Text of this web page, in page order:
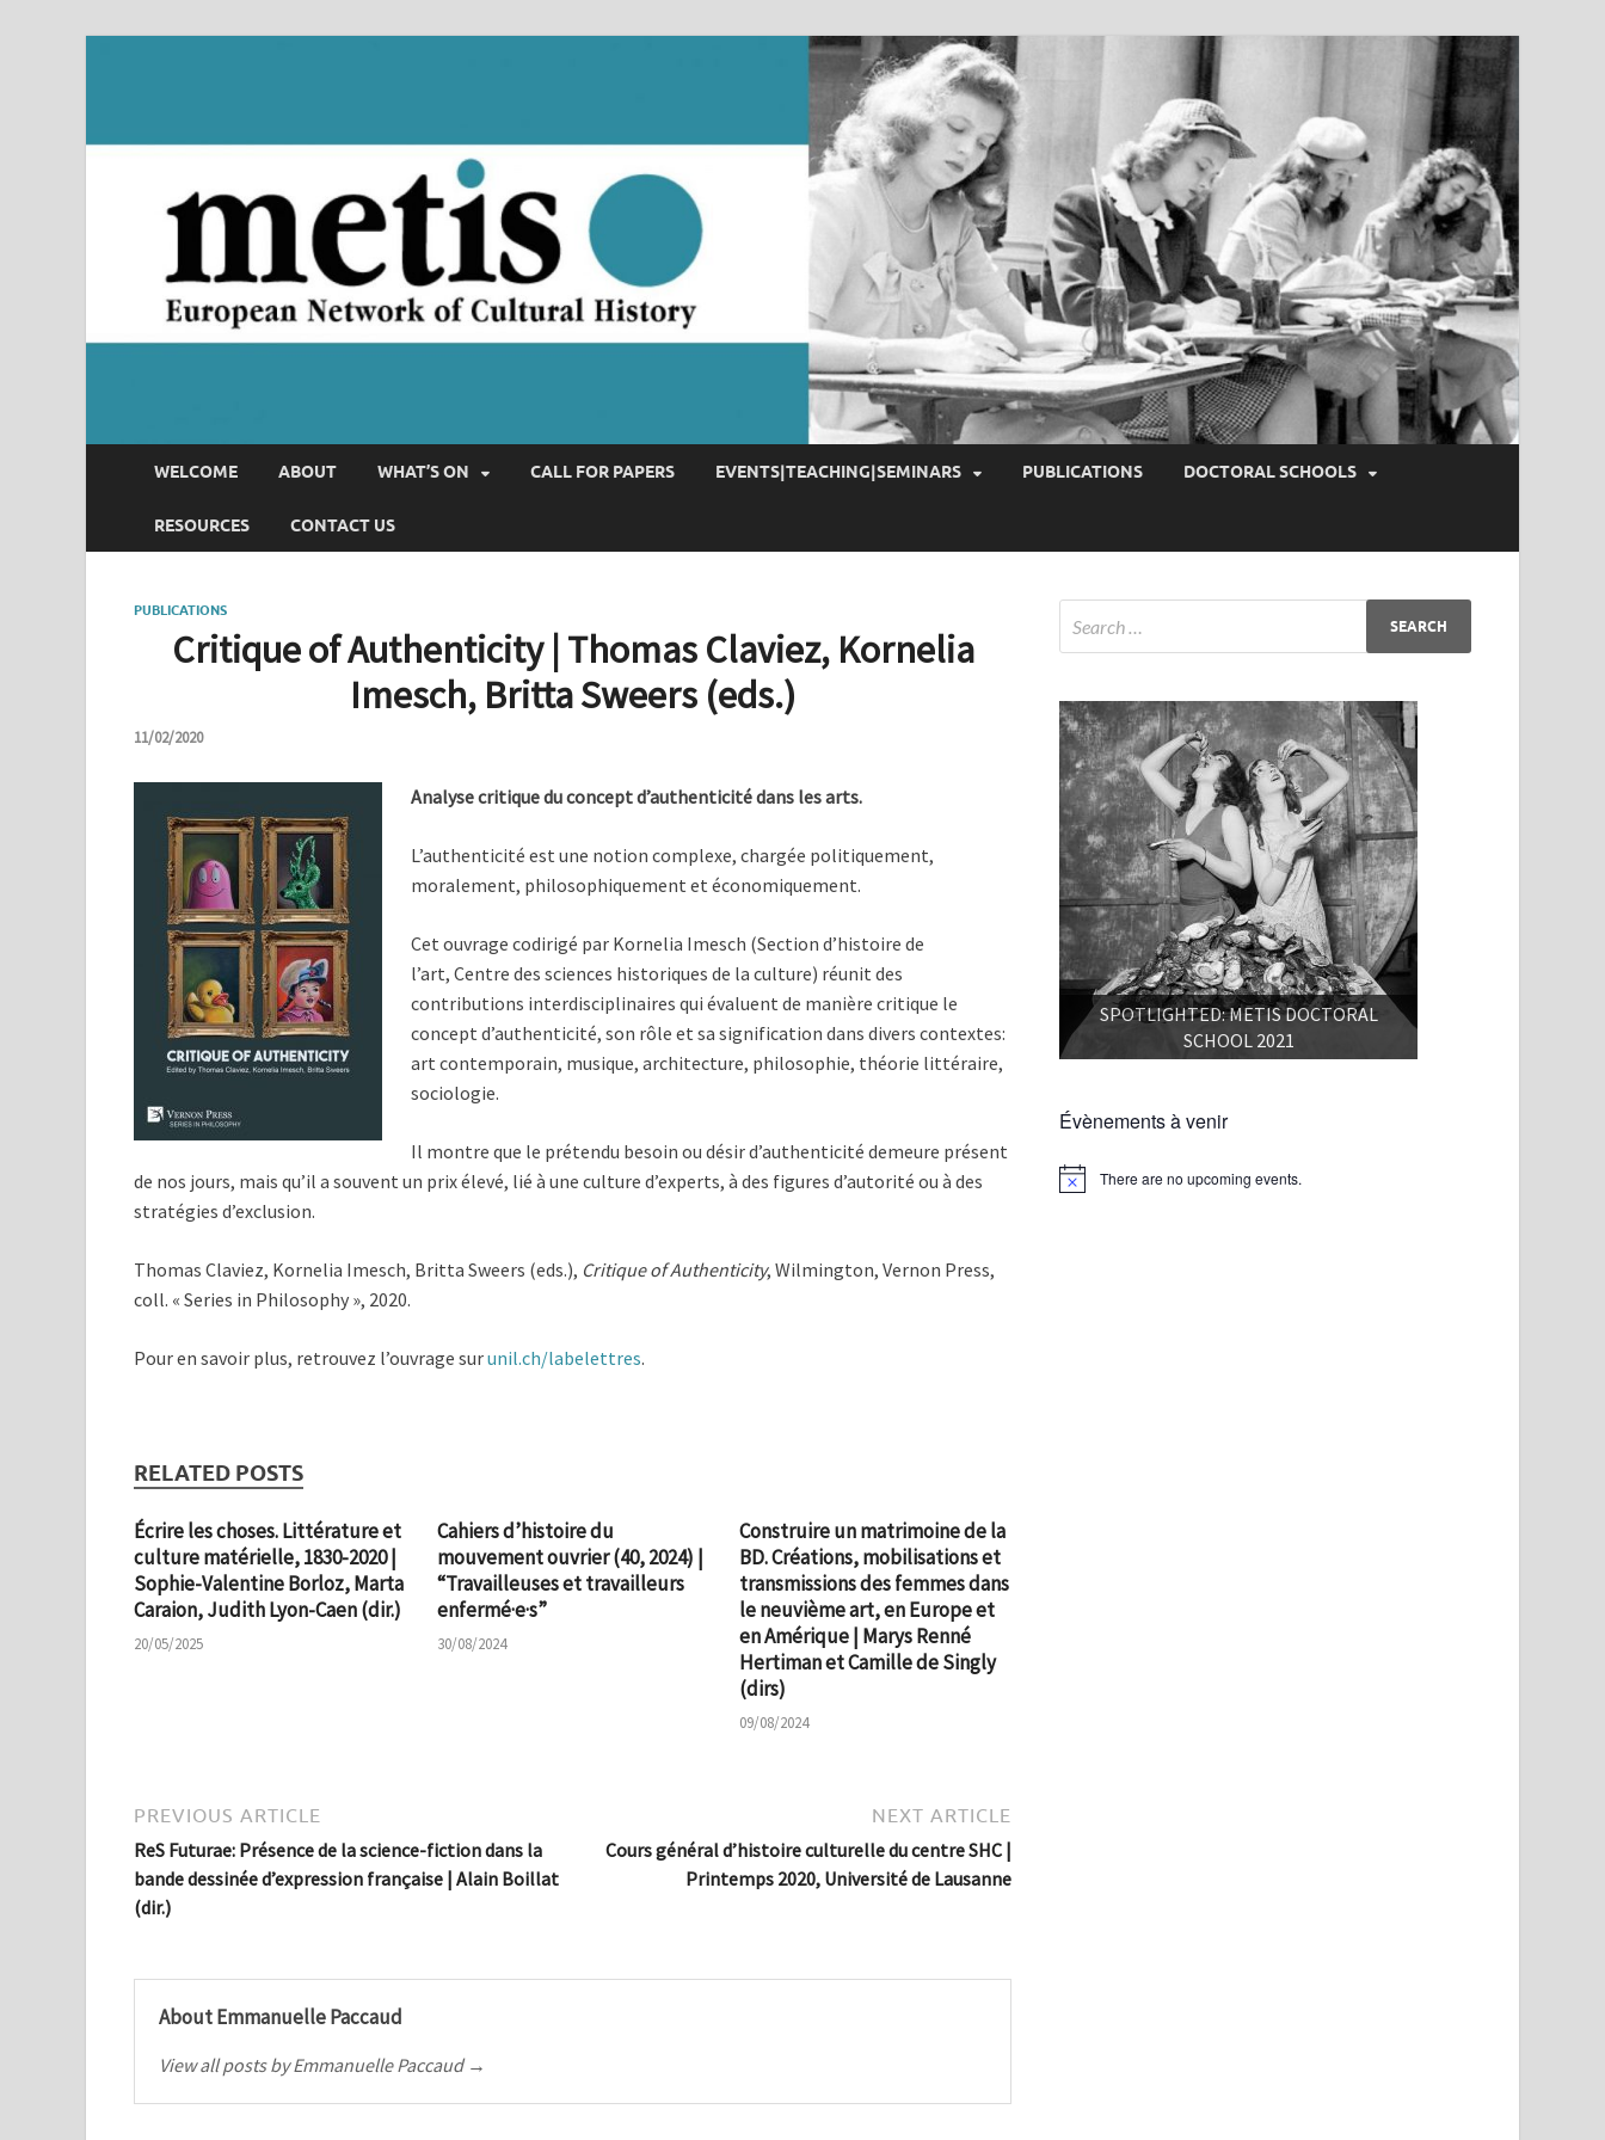
WELCOME ABOUT WHAT’S ON CALL FOR PAPERS EVENTS|TEACHING|SEMINARS PUBLICATIONS DOCTORAL SCHOOLS
RESOURCES CONTACT US
PUBLICATIONS
Critique of Authenticity | Thomas Claviez, Kornelia
Imesch, Britta Sweers (eds.)
11/02/2020
Analyse critique du concept d’authenticité dans les arts.
L’authenticité est une notion complexe, chargée politiquement,
moralement, philosophiquement et économiquement.
Cet ouvrage codirigé par Kornelia Imesch (Section d’histoire de
l’art, Centre des sciences historiques de la culture) réunit des
contributions interdisciplinaires qui évaluent de manière critique le
concept d’authenticité, son rôle et sa signification dans divers contextes:
art contemporain, musique, architecture, philosophie, théorie littéraire,
sociologie.
Il montre que le prétendu besoin ou désir d’authenticité demeure présent
de nos jours, mais qu’il a souvent un prix élevé, lié à une culture d’experts, à des figures d’autorité ou à des
stratégies d’exclusion.
Thomas Claviez, Kornelia Imesch, Britta Sweers (eds.), Critique of Authenticity, Wilmington, Vernon Press,
coll. « Series in Philosophy », 2020.
Pour en savoir plus, retrouvez l’ouvrage surunil.ch/labelettres.
RELATED POSTS
Écrire les choses. Littérature et
culture matérielle, 1830-2020 |
Sophie-Valentine Borloz, Marta
Caraion, Judith Lyon-Caen (dir.)
20/05/2025
Cahiers d’histoire du
mouvement ouvrier (40, 2024) |
“Travailleuses et travailleurs
enfermé·e·s”
30/08/2024
Construire un matrimoine de la
BD. Créations, mobilisations et
transmissions des femmes dans
le neuvième art, en Europe et
en Amérique | Marys Renné
Hertiman et Camille de Singly
(dirs)
09/08/2024
PREVIOUS ARTICLE
ReS Futurae: Présence de la science-fiction dans la
bande dessinée d’expression française | Alain Boillat
(dir.)
NEXT ARTICLE
Cours général d’histoire culturelle du centre SHC |
Printemps 2020, Université de Lausanne
About Emmanuelle Paccaud
View all posts by Emmanuelle Paccaud →
SPOTLIGHTED: METIS DOCTORAL
SCHOOL 2021
Évènements à venir
Notice There are no upcoming events.